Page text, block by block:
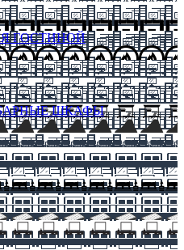
ГОСТИНОЙ
ШКАФЫ